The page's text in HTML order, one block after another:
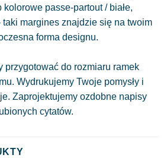
kolorowe passe-partout / białe,
taki margines znajdzie się na twoim
forma designu.
przygotować do rozmiaru ramek
Wydrukujemy Twoje pomysły i
Zaprojektujemy ozdobne napisy
cytatów.